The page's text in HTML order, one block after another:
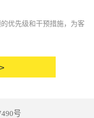
调理：通过对内在荷尔蒙
关疾病，将会明显改善并
全面年轻化：血脂高、血
管疾病和2型糖尿病的风
衡对机体各种代谢过程，
测：通过评估脂代谢能
境、生理、心理和生活方
到病理改变的发病过程。
心脏彩超评估心脏各瓣膜
小时心电图评估心脏电生
神经电生理；血管临床检
地化、安全可靠方向演
智能穿戴设备，实时跟踪
优先级和干预措施，为客
号